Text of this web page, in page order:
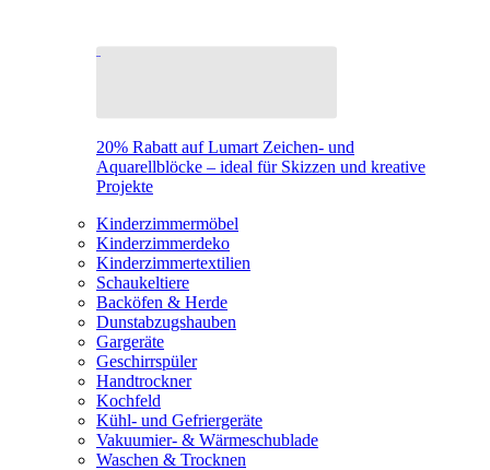
20% Rabatt auf Lumart Zeichen- und
Aquarellblöcke – ideal für Skizzen und kreative
Projekte
Kinderzimmermöbel
Kinderzimmerdeko
Kinderzimmertextilien
Schaukeltiere
Backöfen & Herde
Dunstabzugshauben
Gargeräte
Geschirrspüler
Handtrockner
Kochfeld
Kühl- und Gefriergeräte
Vakuumier- & Wärmeschublade
Waschen & Trocknen